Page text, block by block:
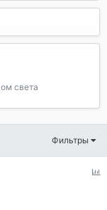
света
Фильтры